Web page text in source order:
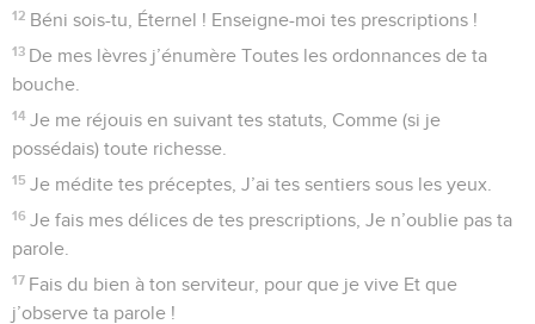
12 Béni sois-tu, Éternel ! Enseigne-moi tes prescriptions !
13 De mes lèvres j’énumère Toutes les ordonnances de ta
bouche.
14 Je me réjouis en suivant tes statuts, Comme (si je
possédais) toute richesse.
15 Je médite tes préceptes, J’ai tes sentiers sous les yeux.
16 Je fais mes délices de tes prescriptions, Je n’oublie pas ta
parole.
17 Fais du bien à ton serviteur, pour que je vive Et que
j’observe ta parole !